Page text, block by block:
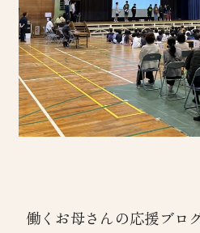
働くお母さんの応援ブロ